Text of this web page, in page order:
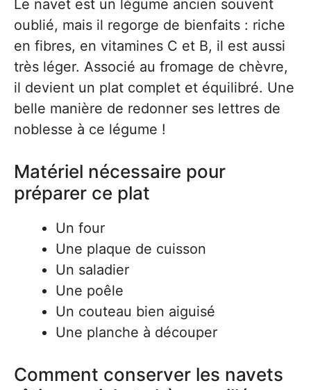
Le navet est un légume ancien souvent
oublié, mais il regorge de bienfaits : riche
en fibres, en vitamines C et B, il est aussi
très léger. Associé au fromage de chèvre,
il devient un plat complet et équilibré. Une
belle manière de redonner ses lettres de
noblesse à ce légume !
Matériel nécessaire pour
préparer ce plat
Un four
Une plaque de cuisson
Un saladier
Une poêle
Un couteau bien aiguisé
Une planche à découper
Comment conserver les navets